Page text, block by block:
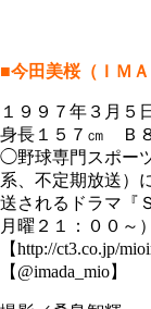
■今田美桜（ＩＭ
１９９７年３月
身長１５７㎝ Ｂ
◯野球専門スポー
系、不定期放送）
送されるドラマ『
月曜２１：００～
【http://ct3.co.jp/
【@imada_mio】